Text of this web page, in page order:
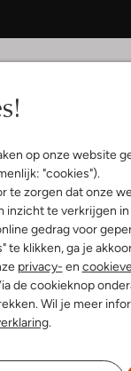
op onze website
"cookies").
te zorgen dat onze
inzicht te verkrijgen
gedrag voor
te klikken, ga je
privacy- en
de cookieknop
Wil je meer
.
een tweede
niet aan jou
willen bieden. Toch
schiet. Het
samen met
ze er weer zo goed
ze daarna te
de schoenen
Als de schoenen
schoenen
gebruikssporen